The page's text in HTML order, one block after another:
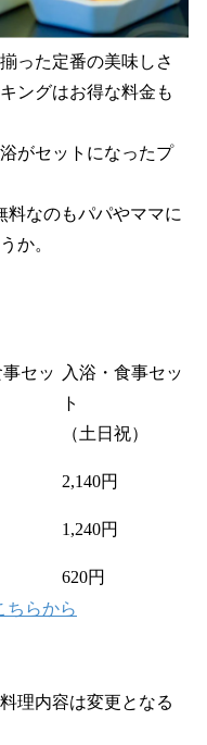
った定番の美味しさ
ングはお得な料金も
がセットになったプ
料なのもパパやママに
か。
セッ
入浴・食事セッ
ト
（土日祝）
2,140円
1,240円
620円
ちらから
理内容は変更となる